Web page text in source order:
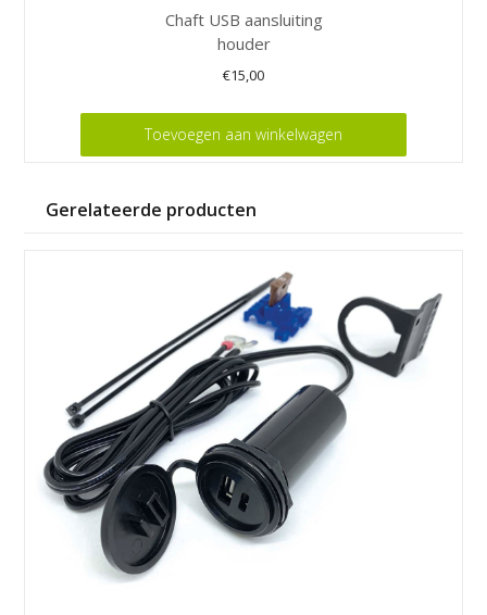
Chaft USB aansluiting
houder
€15,00
Toevoegen aan winkelwagen
Gerelateerde producten